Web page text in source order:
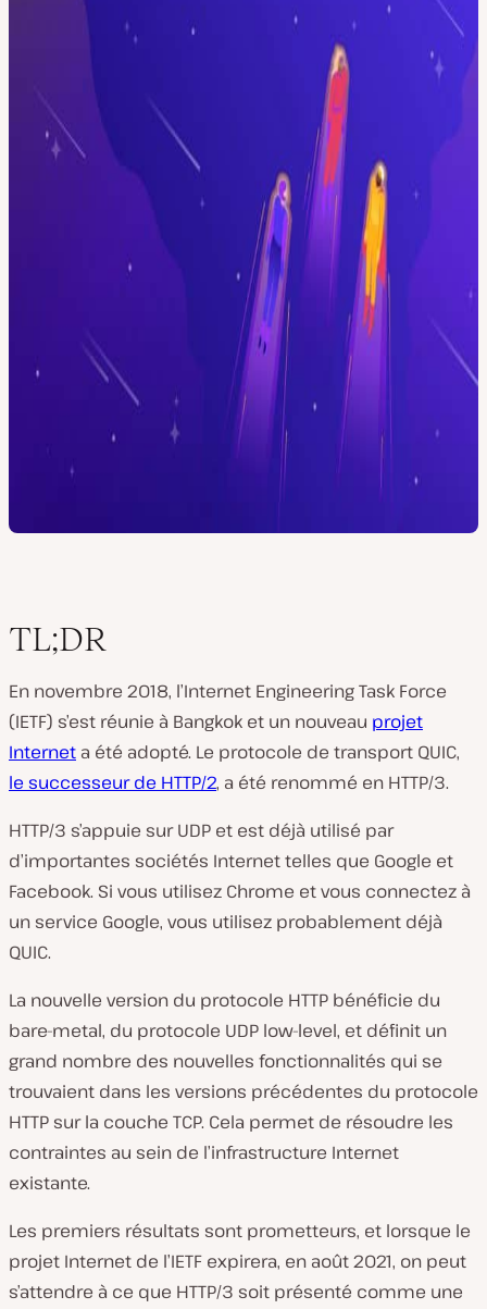
TL;DR
En novembre 2018, l’Internet Engineering Task Force
(IETF) s’est réunie à Bangkok et un nouveau projet
Internet a été adopté. Le protocole de transport QUIC,
le successeur de HTTP/2, a été renommé en HTTP/3.
HTTP/3 s’appuie sur UDP et est déjà utilisé par
d’importantes sociétés Internet telles que Google et
Facebook. Si vous utilisez Chrome et vous connectez à
un service Google, vous utilisez probablement déjà
QUIC.
La nouvelle version du protocole HTTP bénéficie du
bare-metal, du protocole UDP low-level, et définit un
grand nombre des nouvelles fonctionnalités qui se
trouvaient dans les versions précédentes du protocole
HTTP sur la couche TCP. Cela permet de résoudre les
contraintes au sein de l’infrastructure Internet
existante.
Les premiers résultats sont prometteurs, et lorsque le
projet Internet de l’IETF expirera, en août 2021, on peut
s’attendre à ce que HTTP/3 soit présenté comme une